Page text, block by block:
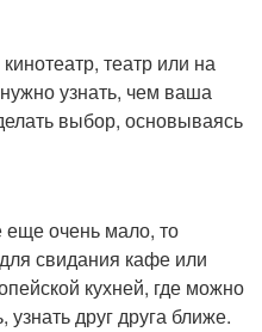
театр или на
узнать, чем ваша
выбор, основываясь
очень мало, то
свидания кафе или
кухней, где можно
узнать друг друга ближе.